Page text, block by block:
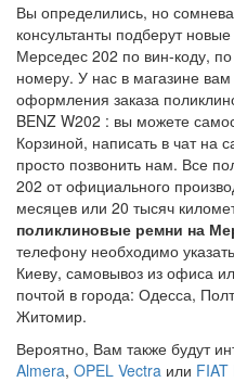
Вы определились, но
консультанты подберут
Мерседес 202 по вин-коду,
номеру. У нас в магазине
оформления заказа
BENZ W202 : вы можете
Корзиной, написать в чат на
просто позвонить нам. Все
202 от официального
месяцев или 20 тысяч
поликлиновые ремни на
телефону необходимо
Киеву, самовывоз из офиса
почтой в города: Одесса,
Житомир.
Вероятно, Вам также будут
Almera, OPEL Vectra или FIAT